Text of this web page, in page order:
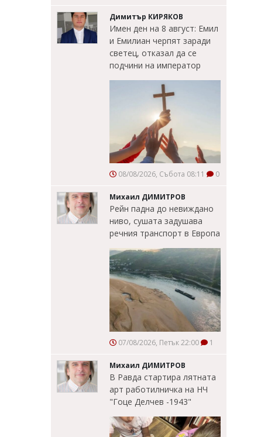
Димитър КИРЯКОВ
Имен ден на 8 август: Емил
и Емилиан черпят заради
светец, отказал да се
подчини на император
08/08/2026, Събота 08:11 0
Михаил ДИМИТРОВ
Рейн падна до невиждано
ниво, сушата задушава
речния транспорт в Европа
07/08/2026, Петък 22:00 1
Михаил ДИМИТРОВ
В Равда стартира лятната
арт работилничка на НЧ
"Гоце Делчев -1943"